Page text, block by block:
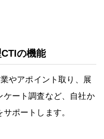
の機能
やアポイント取り、展
ケート調査など、自社か
ポートします。